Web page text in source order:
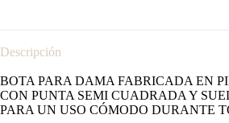
Descripción
BOTA PARA DAMA FABRICADA EN
CON PUNTA SEMI CUADRADA Y
PARA UN USO CÓMODO DURANTE